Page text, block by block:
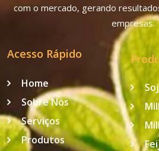
com o mercado, gerando
empresas.
Acesso Rápido
Home
Sobre Nós
Serviços
Produtos